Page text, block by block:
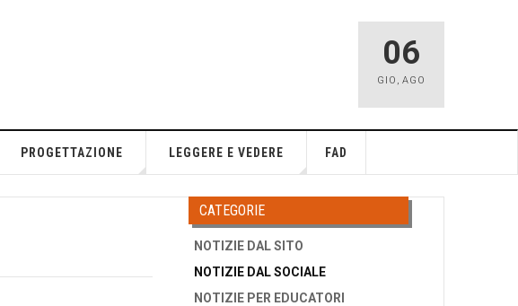
06
GIO , AGO
PROGETTAZIONE LEGGERE E VEDERE FAD
CATEGORIE
NOTIZIE DAL SITO
NOTIZIE DAL SOCIALE
NOTIZIE PER EDUCATORI